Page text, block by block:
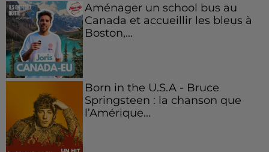
Aménager un school bus au
Canada et accueillir les bleus à
Boston,...
Born in the U.S.A - Bruce
Springsteen : la chanson que
l’Amérique...